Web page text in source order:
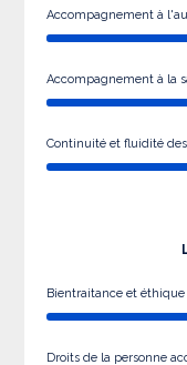
Accompagnement à
Accompagnement à la
Continuité et fluidité
Bientraitance et éthique
Droits de la personne